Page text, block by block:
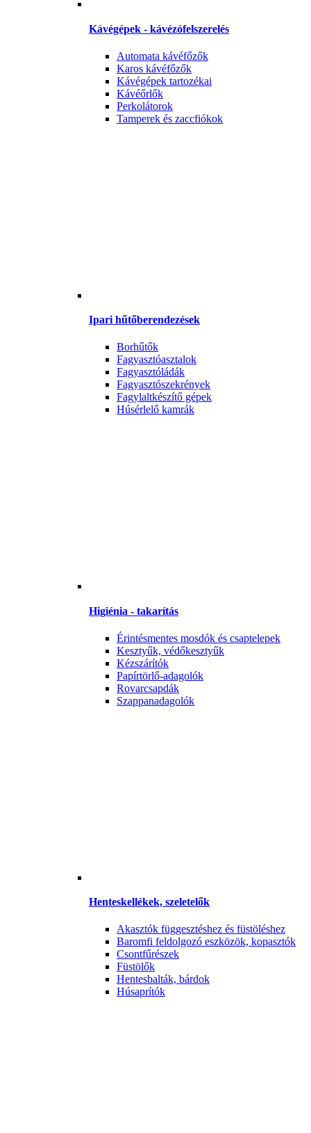
Kávégépek - kávézófelszerelés
Automata kávéfőzők
Karos kávéfőzők
Kávégépek tartozékai
Kávéőrlők
Perkolátorok
Tamperek és zaccfiókok
Ipari hűtőberendezések
Borhűtők
Fagyasztóasztalok
Fagyasztóládák
Fagyasztószekrények
Fagylaltkészítő gépek
Húsérlelő kamrák
Higiénia - takarítás
Érintésmentes mosdók és csaptelepek
Kesztyűk, védőkesztyűk
Kézszárítók
Papírtörlő-adagolók
Rovarcsapdák
Szappanadagolók
Henteskellékek, szeletelők
Akasztók függesztéshez és füstöléshez
Baromfi feldolgozó eszközök, kopasztók
Csontfűrészek
Füstölők
Hentesbalták, bárdok
Húsaprítók